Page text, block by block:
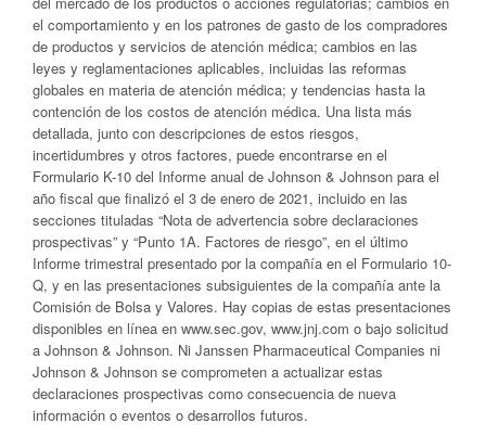
el comportamiento y en los patrones de gasto de los compradores
de productos y servicios de atención médica; cambios en las
leyes y reglamentaciones aplicables, incluidas las reformas
globales en materia de atención médica; y tendencias hasta la
contención de los costos de atención médica. Una lista más
detallada, junto con descripciones de estos riesgos,
incertidumbres y otros factores, puede encontrarse en el
Formulario K-10 del Informe anual de Johnson & Johnson para el
año fiscal que finalizó el 3 de enero de 2021, incluido en las
secciones tituladas “Nota de advertencia sobre declaraciones
prospectivas” y “Punto 1A. Factores de riesgo”, en el último
Informe trimestral presentado por la compañía en el Formulario 10-
Q, y en las presentaciones subsiguientes de la compañía ante la
Comisión de Bolsa y Valores. Hay copias de estas presentaciones
disponibles en línea en www.sec.gov, www.jnj.com o bajo solicitud
a Johnson & Johnson. Ni Janssen Pharmaceutical Companies ni
Johnson & Johnson se comprometen a actualizar estas
declaraciones prospectivas como consecuencia de nueva
información o eventos o desarrollos futuros.